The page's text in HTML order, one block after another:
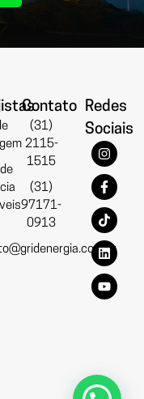
Contato
(31)
2115-
1515
(31)
97171-
0913
Redes
Sociais